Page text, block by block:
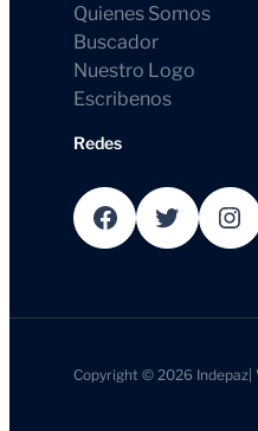
Quienes Somos
Buscador
Nuestro Logo
Escribenos
Redes
Facebook Twitter Instagram
Copyright © 2026 Indepaz |